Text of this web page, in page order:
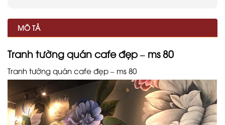
MÔ TẢ
Tranh tường quán cafe đẹp – ms 80
Tranh tường quán cafe đẹp – ms 80